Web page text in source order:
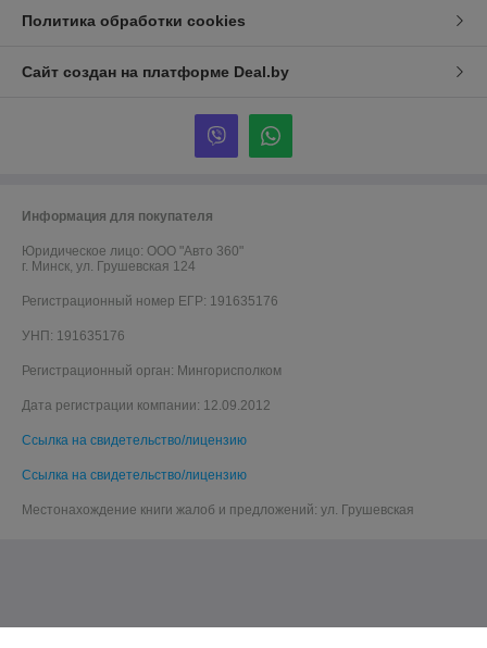
Политика обработки cookies
Сайт создан на платформе Deal.by
Информация для покупателя
Юридическое лицо: ООО "Авто 360"
г. Минск, ул. Грушевская 124
Регистрационный номер ЕГР: 191635176
УНП: 191635176
Регистрационный орган: Мингорисполком
Дата регистрации компании: 12.09.2012
Ссылка на свидетельство/лицензию
Ссылка на свидетельство/лицензию
Местонахождение книги жалоб и предложений: ул. Грушевская